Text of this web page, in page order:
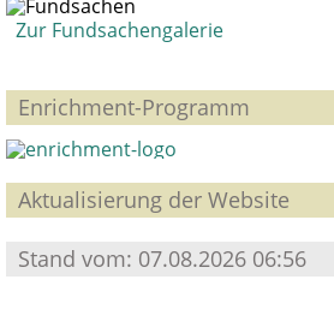
Zur Fundsachengalerie
Enrichment-Programm
Aktualisierung der Website
Stand vom: 07.08.2026 06:56